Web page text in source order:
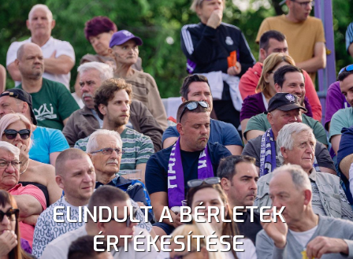
ELINDULT A BÉRLETEK
ÉRTÉKESÍTÉSE